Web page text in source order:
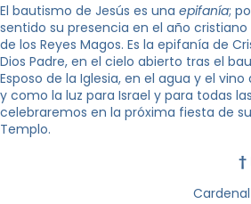
El bautismo de Jesús es una epifanía;
sentido su presencia en el año
de los Reyes Magos. Es la epifanía de
Dios Padre, en el cielo abierto tras el
Esposo de la Iglesia, en el agua y el
y como la luz para Israel y para todas
celebraremos en la próxima fiesta de
Templo.
†